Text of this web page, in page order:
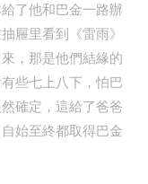
了他和巴金一路辦
屜里看到《雷雨》
，那是他們結緣的
些七上八下，怕巴
確定，這給了爸爸
始至終都取得巴金